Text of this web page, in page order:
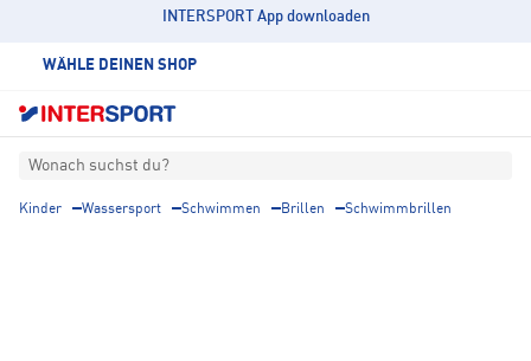
INTERSPORT App downloaden
WÄHLE DEINEN SHOP
Wonach suchst du?
Kinder Wassersport Schwimmen Brillen Schwimmbrillen